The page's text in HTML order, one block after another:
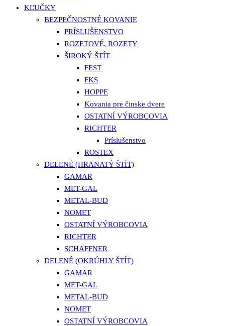
KĽUČKY
BEZPEČNOSTNÉ KOVANIE
PRÍSLUŠENSTVO
ROZETOVÉ, ROZETY
ŠIROKÝ ŠTÍT
FEST
FKS
HOPPE
Kovania pre činske dvere
OSTATNÍ VÝROBCOVIA
RICHTER
Príslušenstvo
ROSTEX
DELENÉ (HRANATÝ ŠTÍT)
GAMAR
MET-GAL
METAL-BUD
NOMET
OSTATNÍ VÝROBCOVIA
RICHTER
SCHAFFNER
DELENÉ (OKRÚHLY ŠTÍT)
GAMAR
MET-GAL
METAL-BUD
NOMET
OSTATNÍ VÝROBCOVIA